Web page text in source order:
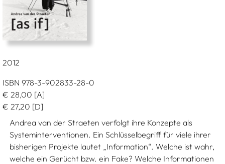
2012
ISBN 978-3-902833-28-0
€ 28,00 [A]
€ 27,20 [D]
Andrea van der Straeten verfolgt ihre Konzepte als
Systeminterventionen. Ein Schlüsselbegriff für viele ihrer
bisherigen Projekte lautet „Information“. Welche ist wahr,
welche ein Gerücht bzw. ein Fake? Welche Informationen